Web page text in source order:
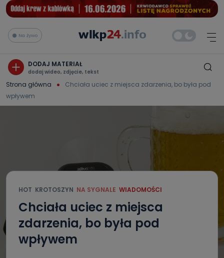
Na żywo
DODAJ MATERIAŁ
dodaj wideo, zdjęcie, tekst
Strona główna
Chciała uciec z miejsca zdarzenia, bo była pod
wpływem
HOT KROTOSZYN NA SYGNALE WIADOMOŚCI
Chciała uciec z miejsca
zdarzenia, bo była pod
wpływem